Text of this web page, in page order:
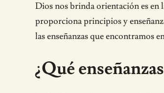
Dios nos brinda orientación es en
proporciona principios y
las enseñanzas que encontramos
¿Qué